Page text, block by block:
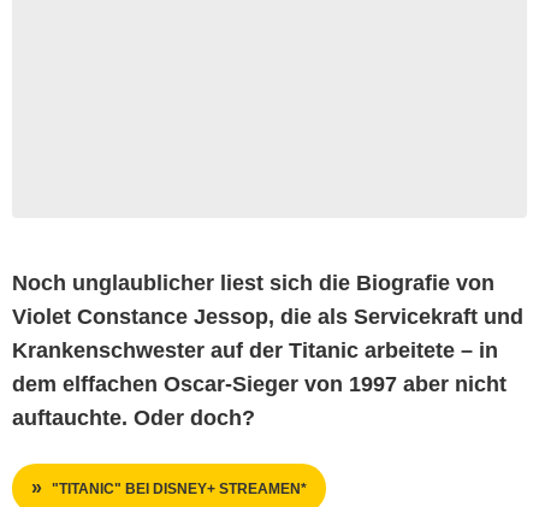
Noch unglaublicher liest sich die Biografie von
Violet Constance Jessop, die als Servicekraft und
Krankenschwester auf der Titanic arbeitete – in
dem elffachen Oscar-Sieger von 1997 aber nicht
auftauchte. Oder doch?
"TITANIC" BEI DISNEY+ STREAMEN*